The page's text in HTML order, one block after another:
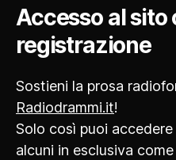
Accesso al sito
registrazione
Sostieni la prosa
Radiodrammi.it!
Solo così puoi
alcuni in esclusiva